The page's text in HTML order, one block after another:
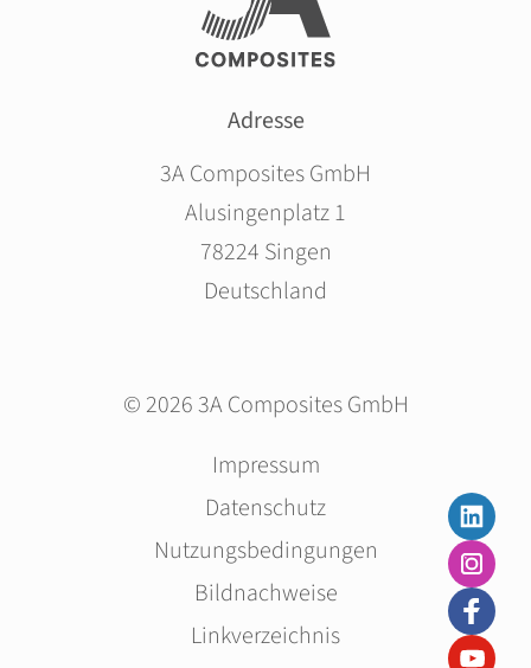
Adresse
3A Composites GmbH
Alusingenplatz 1
78224 Singen
Deutschland
© 2026 3A Composites GmbH
Navigation
überspringen
Impressum
Datenschutz
Nutzungsbedingungen
Bildnachweise
Linkverzeichnis